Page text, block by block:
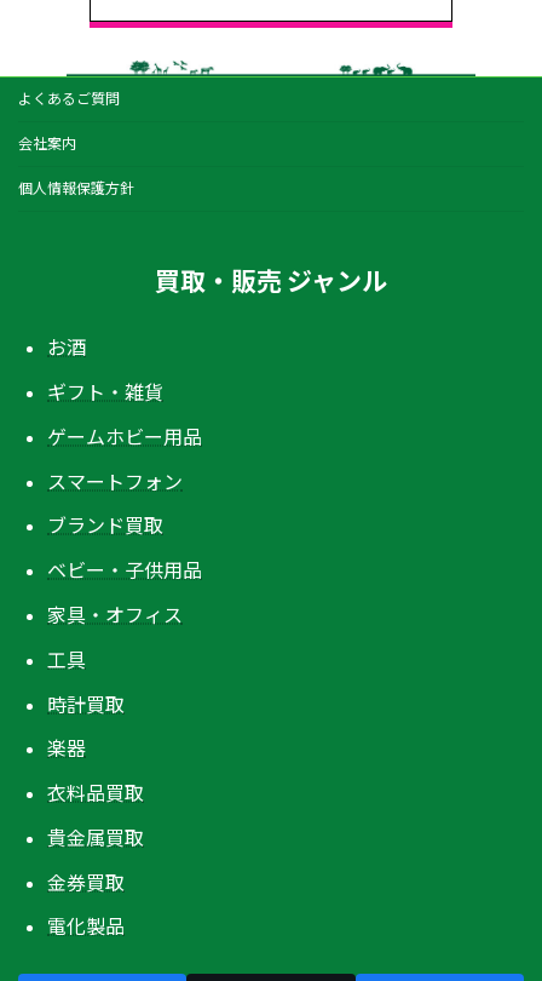
よくあるご質問
会社案内
個人情報保護方針
買取・販売 ジャンル
お酒
ギフト・雑貨
ゲームホビー用品
スマートフォン
ブランド買取
ベビー・子供用品
家具・オフィス
工具
時計買取
楽器
衣料品買取
貴金属買取
金券買取
電化製品